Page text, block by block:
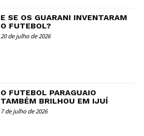
E SE OS GUARANI INVENTARAM
O FUTEBOL?
20 de julho de 2026
O FUTEBOL PARAGUAIO
TAMBÉM BRILHOU EM IJUÍ
7 de julho de 2026